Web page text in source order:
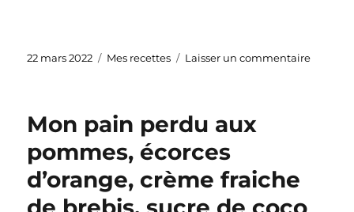
Publié
22 mars 2022 Catégories
Mes recettes Laisser un commentairesur
Mon pain perdu aux
pommes, écorces
d’orange, crème fraiche